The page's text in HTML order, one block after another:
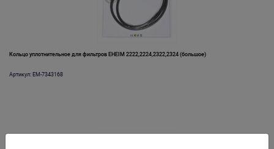
Кольцо уплотнительное для фильтров EHEIM 2222,2224,2322,2324 (большое)
Артикул: EM-7343168